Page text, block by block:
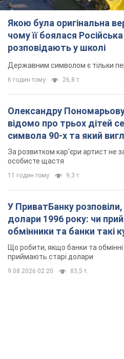
Якою була оригінальна
чому її боялася
розповідають у школі
Державним символом є тільки
6 годин тому 26,8 т.
Олександру
відомо про трьох дітей
символа 90-х та який
мають
За розвитком кар'єри артист не
особисте щастя
11 годин тому 9,3 т.
У ПриватБанку розповіли,
долари 1996 року: чи
обмінники та банки такі
Що робити, якщо банки та
приймають старі долари
9.08.2026 02:20 83,5 т.